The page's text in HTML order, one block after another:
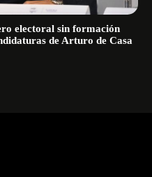
electoral sin formación
de Arturo de Casa